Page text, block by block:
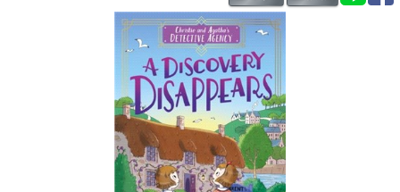
國際布克獎 臺灣漫遊錄 、 方
念華 、 台灣的李登輝時代
孩：黎曼猜想
、